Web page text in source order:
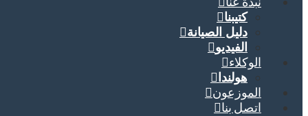
كتيبنا
دليل الصيانة
الفيديو
الوكلاء
هولندا
الموزعون
اتصل بنا